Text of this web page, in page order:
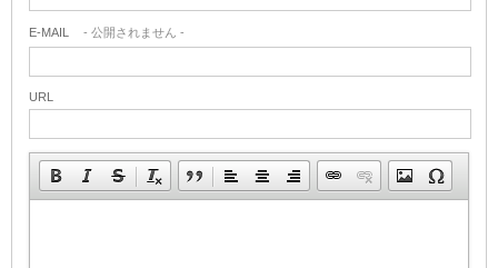
E-MAIL - 公開されません -
URL